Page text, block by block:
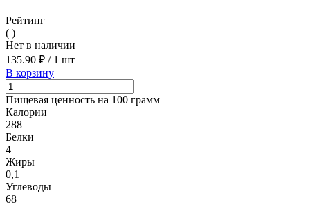
Рейтинг
( )
Нет в наличии
135.90 ₽ /1 шт
В корзину
Пищевая ценность на 100 грамм
Калории
288
Белки
4
Жиры
0,1
Углеводы
68